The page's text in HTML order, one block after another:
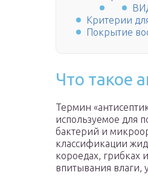
Критерии
Покрытие
Что такое
Термин
используемое для
бактерий и
классификации
короедах, грибках
впитывания влаги,